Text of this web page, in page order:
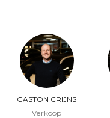
GASTON CRIJNS
Verkoop